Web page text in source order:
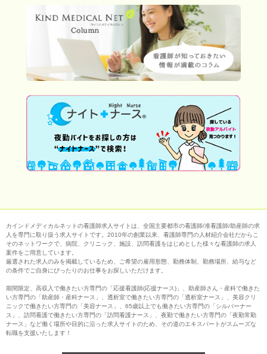
カインドメディカルネットの看護師求人サイトは、全国主要都市の看護師/准看護師/助産師の求
人を専門に取り扱う求人サイトです。2010年の創業以来、看護師専門の人材紹介会社だからこ
そのネットワークで、病院、クリニック、施設、訪問看護をはじめとした様々な看護師の求人
案件をご用意しています。
厳選された求人のみを掲載しているため、ご希望の雇用形態、勤務体制、勤務場所、給与など
の条件でご自身にぴったりのお仕事をお探しいただけます。
期間限定、高収入で働きたい方専門の「応援看護師(応援ナース)」、助産師さん・産科で働きた
い方専門の「助産師・産科ナース」、透析室で働きたい方専門の「透析室ナース」、美容クリ
ニックで働きたい方専門の「美容ナース」、65歳以上でも働きたい方専門の「シルバーナー
ス」、訪問看護で働きたい方専門の「訪問看護ナース」、夜勤で働きたい方専門の「夜勤常勤
ナース」など働く場所や目的に沿った求人サイトのため、その道のエキスパートがスムーズな
転職を支援いたします！